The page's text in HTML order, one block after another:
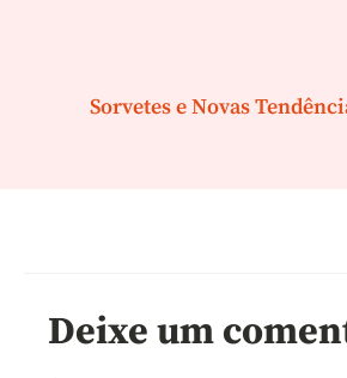
Sorvetes e Novas
Deixe um